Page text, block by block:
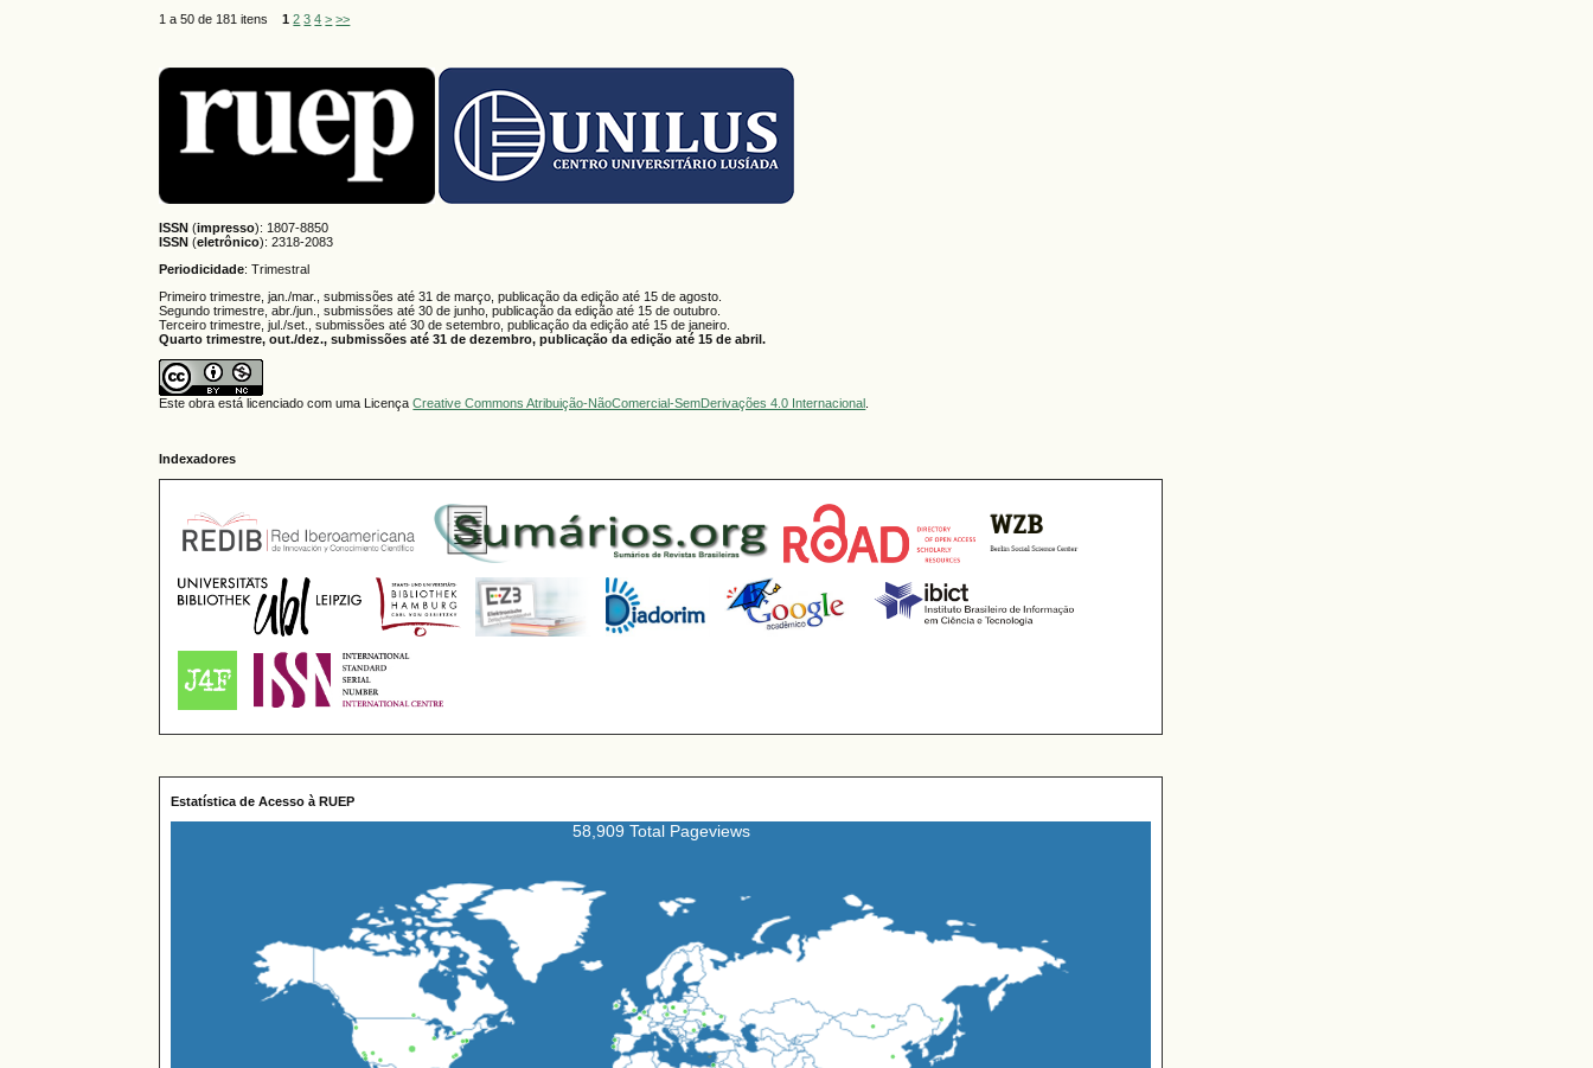
1 a 50 de 181 itens1 2 3 4 > >>
ISSN (impresso): 1807-8850
ISSN (eletrônico):2318-2083
Periodicidade: Trimestral
Primeiro trimestre, jan./mar., submissões até 31 de março, publicação da edição até 15 de agosto.
Segundo trimestre, abr./jun., submissões até 30 de junho, publicação da edição até 15 de outubro.
Terceiro trimestre, jul./set., submissões até 30 de setembro, publicação da edição até 15 de janeiro.
Quarto trimestre, out./dez., submissões até 31 de dezembro, publicação da edição até 15 de abril.
Este obra está licenciado com uma LicençaCreative Commons Atribuição-NãoComercial-SemDerivações 4.0 Internacional
Indexadores
Estatística de Acesso à RUEP
58,909 Total Pageviews